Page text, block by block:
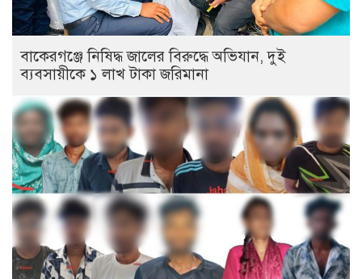
বাকেরগঞ্জে নিষিদ্ধ জালের বিরুদ্ধে অভিযান, দুই
ব্যবসায়ীকে ১ লাখ টাকা জরিমানা